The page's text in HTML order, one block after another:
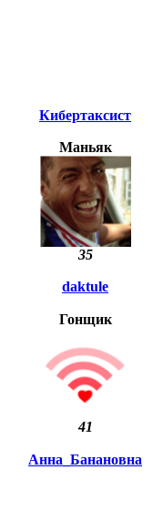
Кибертаксист
Маньяк
35
daktule
Гонщик
41
Анна_Банановна